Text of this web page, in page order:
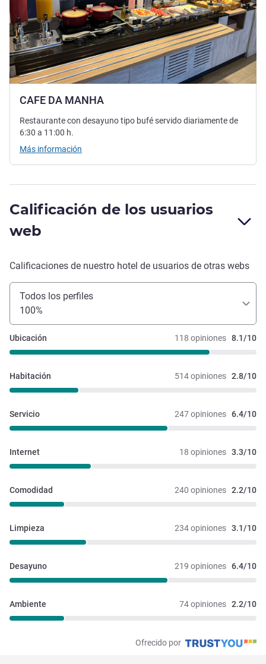
CAFE DA MANHA
Restaurante con desayuno tipo bufé servido diariamente de
6:30 a 11:00 h.
Más información
Calificación de los usuarios
web
Calificaciones de nuestro hotel de usuarios de otras webs
Todos los perfiles
100%
118 opiniones 8.1/10
Ubicación
514 opiniones 2.8/10
Habitación
247 opiniones 6.4/10
Servicio
18 opiniones 3.3/10
Internet
240 opiniones 2.2/10
Comodidad
234 opiniones 3.1/10
Limpieza
219 opiniones 6.4/10
Desayuno
74 opiniones 2.2/10
Ambiente
Ofrecido por